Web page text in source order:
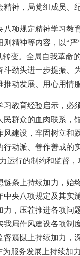
神，局党组成员、
八项规定精神学习教
精神等内容，以“
转变。全局自我革命
斗劲头进一步提振、
动发展、用心用情
习教育经验启示，必
群众的血肉联系，
风建设，牢固树立和
行动派、善作善成的
运行的制约和监督，
链条上持续加力，始
中央八项规定及其实
，压茬推进各项问
我局作风建设各项制
督震慑上持续加力
为服务发展上持续